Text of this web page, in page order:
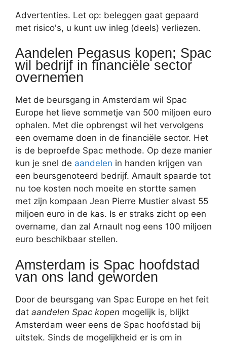
Advertenties. Let op: beleggen gaat gepaard
met risico's, u kunt uw inleg (deels) verliezen.
Aandelen Pegasus kopen; Spac
wil bedrijf in financiële sector
overnemen
Met de beursgang in Amsterdam wil Spac
Europe het lieve sommetje van 500 miljoen euro
ophalen. Met die opbrengst wil het vervolgens
een overname doen in de financiële sector. Het
is de beproefde Spac methode. Op deze manier
kun je snel de aandelen in handen krijgen van
een beursgenoteerd bedrijf. Arnault spaarde tot
nu toe kosten noch moeite en stortte samen
met zijn kompaan Jean Pierre Mustier alvast 55
miljoen euro in de kas. Is er straks zicht op een
overname, dan zal Arnault nog eens 100 miljoen
euro beschikbaar stellen.
Amsterdam is Spac hoofdstad
van ons land geworden
Door de beursgang van Spac Europe en het feit
dat aandelen Spac kopen mogelijk is, blijkt
Amsterdam weer eens de Spac hoofdstad bij
uitstek. Sinds de mogelijkheid er is om in